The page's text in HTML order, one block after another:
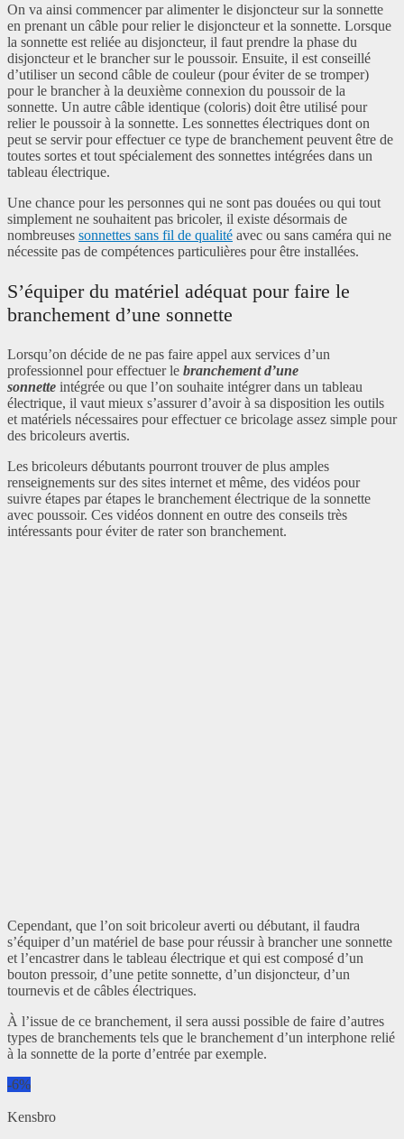
On va ainsi commencer par alimenter le disjoncteur sur la sonnette
en prenant un câble pour relier le disjoncteur et la sonnette. Lorsque
la sonnette est reliée au disjoncteur, il faut prendre la phase du
disjoncteur et le brancher sur le poussoir. Ensuite, il est conseillé
d’utiliser un second câble de couleur (pour éviter de se tromper)
pour le brancher à la deuxième connexion du poussoir de la
sonnette. Un autre câble identique (coloris) doit être utilisé pour
relier le poussoir à la sonnette. Les sonnettes électriques dont on
peut se servir pour effectuer ce type de branchement peuvent être de
toutes sortes et tout spécialement des sonnettes intégrées dans un
tableau électrique.
Une chance pour les personnes qui ne sont pas douées ou qui tout
simplement ne souhaitent pas bricoler, il existe désormais de
nombreuses sonnettes sans fil de qualité avec ou sans caméra qui ne
nécessite pas de compétences particulières pour être installées.
S’équiper du matériel adéquat pour faire le
branchement d’une sonnette
Lorsqu’on décide de ne pas faire appel aux services d’un
professionnel pour effectuer le branchement d’une
sonnette intégrée ou que l’on souhaite intégrer dans un tableau
électrique, il vaut mieux s’assurer d’avoir à sa disposition les outils
et matériels nécessaires pour effectuer ce bricolage assez simple pour
des bricoleurs avertis.
Les bricoleurs débutants pourront trouver de plus amples
renseignements sur des sites internet et même, des vidéos pour
suivre étapes par étapes le branchement électrique de la sonnette
avec poussoir. Ces vidéos donnent en outre des conseils très
intéressants pour éviter de rater son branchement.
Cependant, que l’on soit bricoleur averti ou débutant, il faudra
s’équiper d’un matériel de base pour réussir à brancher une sonnette
et l’encastrer dans le tableau électrique et qui est composé d’un
bouton pressoir, d’une petite sonnette, d’un disjoncteur, d’un
tournevis et de câbles électriques.
À l’issue de ce branchement, il sera aussi possible de faire d’autres
types de branchements tels que le branchement d’un interphone relié
à la sonnette de la porte d’entrée par exemple.
-6%
Kensbro